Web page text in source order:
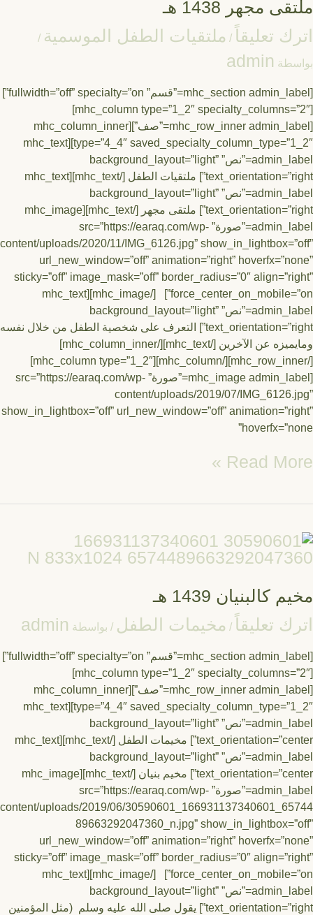
مجهر 1438 هـ
تعليقاً /ملتقيات الطفل الموسمية/
admin
[mhc_section admin_label=”قسم” fullwidth=”off” specialty=”on”]
[mhc_column type=”1_2″ specialty_columns=”2″]
[mhc_row_inner admin_label=”صف”][mhc_column_inner
type=”4_4″ saved_specialty_column_type=”1_2″][mhc_text
admin_label=”نص” background_layout=”light”
text_orientation=”right”] ملتقيات الطفل [/mhc_text][mhc_text
admin_label=”نص” background_layout=”light”
text_orientation=”right”] ملتقى مجهر [/mhc_text][mhc_image
admin_label=”صورة” src=”https://earaq.com/wp-
content/uploads/2020/11/IMG_6126.jpg”
url_new_window=”off” animation=”right”
sticky=”off” image_mask=”off” border_radius=”0″
force_center_on_mobile=”on”] [/mhc_image][mhc_text
admin_label=”نص” background_layout=”light”
text_orientation=”right”] التعرف على شخصية الطفل من خلال نفسه
ومايميزه عن الآخرين [/mhc_text][/mhc_column_inner]
[/mhc_row_inner][/mhc_column][mhc_column type=”1_2″]
[mhc_image admin_label=”صورة” src=”https://earaq.com/wp-
content/uploads/2019/07/
show_in_lightbox=”off” url_new_window=”off”
Read
كالبنيان 1439 هـ
تعليقاً /مخيمات الطفل/ بواسطة admin
[mhc_section admin_label=”قسم” fullwidth=”off” specialty=”on”]
[mhc_column type=”1_2″ specialty_columns=”2″]
[mhc_row_inner admin_label=”صف”][mhc_column_inner
type=”4_4″ saved_specialty_column_type=”1_2″][mhc_text
admin_label=”نص” background_layout=”light”
text_orientation=”center”] مخيمات الطفل [/mhc_text][mhc_text
admin_label=”نص” background_layout=”light”
text_orientation=”center”] مخيم بنيان [/mhc_text][mhc_image
admin_label=”صورة” src=”https://earaq.com/wp-
content/uploads/2019/06/
89663292047360_n.jpg”
url_new_window=”off” animation=”right”
sticky=”off” image_mask=”off” border_radius=”0″
force_center_on_mobile=”on”] [/mhc_image][mhc_text
admin_label=”نص” background_layout=”light”
text_orientation=”right”] يقول صلى الله عليه وسلم (مثل المؤمنين